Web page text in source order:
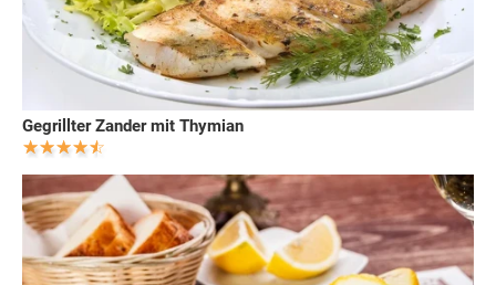
Gegrillter Zander mit Thymian